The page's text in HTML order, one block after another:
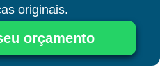
originais.
orçamento